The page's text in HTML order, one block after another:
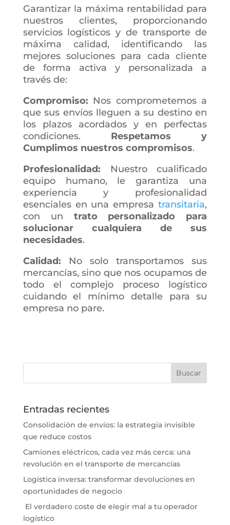
Garantizar la máxima rentabilidad para
nuestros clientes, proporcionando
servicios logísticos y de transporte de
máxima calidad, identificando las
mejores soluciones para cada cliente
de forma activa y personalizada a
través de:
Compromiso: Nos comprometemos a
que sus envíos lleguen a su destino en
los plazos acordados y en perfectas
condiciones. Respetamos y
Cumplimos nuestros compromisos.
Profesionalidad:
Nuestro cualificado
equipo humano, le garantiza una
experiencia y profesionalidad
esenciales en una empresatransitaria,
con un trato personalizado para
solucionar cualquiera de sus
necesidades.
Calidad: No solo transportamos sus
mercancías, sino que nos ocupamos de
todo el complejo proceso logístico
cuidando el mínimo detalle para su
empresa no pare.
Entradas recientes
Consolidación de envíos: la estrategia invisible
que reduce costos
Camiones eléctricos, cada vez más cerca: una
revolución en el transporte de mercancías
Logística inversa: transformar devoluciones en
oportunidades de negocio
El verdadero coste de elegir mal a tu operador
logístico